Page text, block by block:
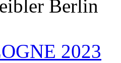
Berlin
2023